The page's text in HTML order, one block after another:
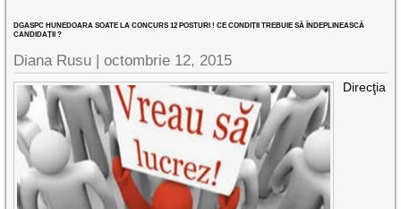
DGASPC HUNEDOARA SOATE LA CONCURS 12 POSTURI ! CE CONDIȚII TREBUIE SĂ ÎNDEPLINEASCĂ
CANDIDAȚII ?
Diana Rusu |octombrie 12, 2015
Direcţia